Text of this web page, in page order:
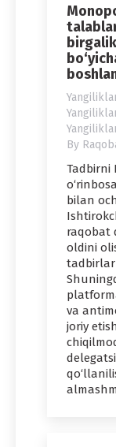
By
Tadbirni
bilan
raqobat
oldini
va
joriy